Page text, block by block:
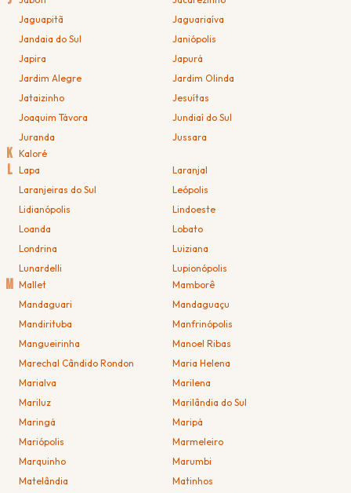
Jaguapitã
Jaguariaíva
Jandaia do Sul
Janiópolis
Japira
Japurá
Jardim Alegre
Jardim Olinda
Jataizinho
Jesuítas
Joaquim Távora
Jundiaí do Sul
Juranda
Jussara
K Kaloré
L Lapa
Laranjal
Laranjeiras do Sul
Leópolis
Lidianópolis
Lindoeste
Loanda
Lobato
Londrina
Luiziana
Lunardelli
Lupionópolis
M Mallet
Mamborê
Mandaguari
Mandaguaçu
Mandirituba
Manfrinópolis
Mangueirinha
Manoel Ribas
Marechal Cândido Rondon
Maria Helena
Marialva
Marilena
Mariluz
Marilândia do Sul
Maringá
Maripá
Mariópolis
Marmeleiro
Marquinho
Marumbi
Matelândia
Matinhos